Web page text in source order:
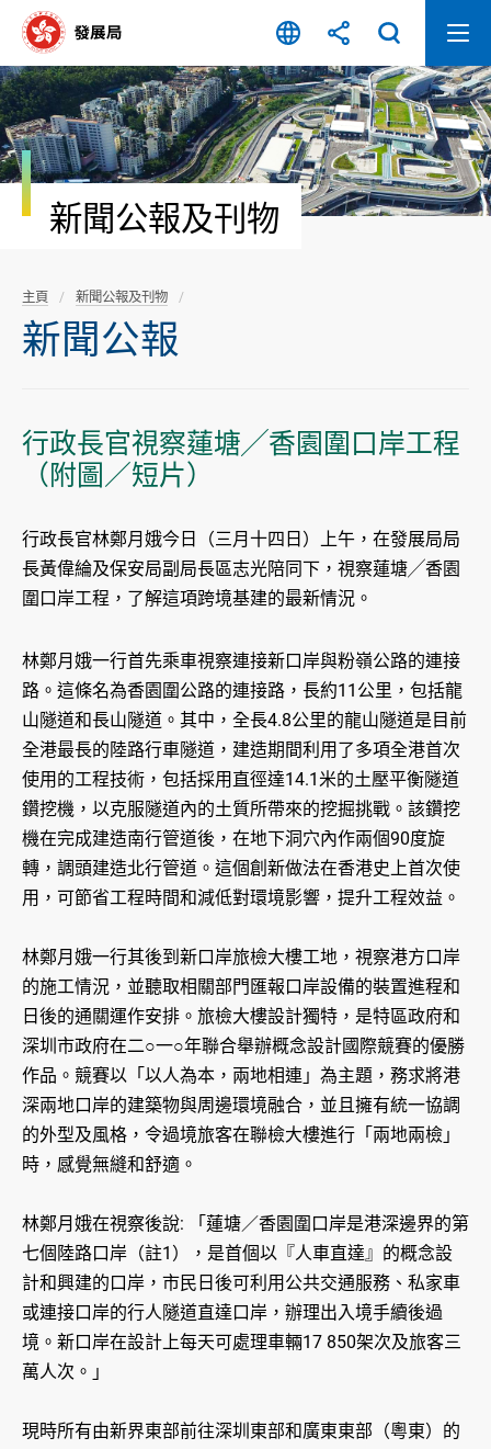
容
開
始
新聞公報及刊物
主頁 新聞公報及刊物
新聞公報
行政長官視察蓮塘╱香園圍口岸工程
（附圖／短片）
行政長官林鄭月娥今日（三月十四日）上午，在發展局局
長黃偉綸及保安局副局長區志光陪同下，視察蓮塘╱香園
圍口岸工程，了解這項跨境基建的最新情況。
林鄭月娥一行首先乘車視察連接新口岸與粉嶺公路的連接
路。這條名為香園圍公路的連接路，長約11公里，包括龍
山隧道和長山隧道。其中，全長4.8公里的龍山隧道是目前
全港最長的陸路行車隧道，建造期間利用了多項全港首次
使用的工程技術，包括採用直徑達14.1米的土壓平衡隧道
鑽挖機，以克服隧道內的土質所帶來的挖掘挑戰。該鑽挖
機在完成建造南行管道後，在地下洞穴內作兩個90度旋
轉，調頭建造北行管道。這個創新做法在香港史上首次使
用，可節省工程時間和減低對環境影響，提升工程效益。
林鄭月娥一行其後到新口岸旅檢大樓工地，視察港方口岸
的施工情況，並聽取相關部門匯報口岸設備的裝置進程和
日後的通關運作安排。旅檢大樓設計獨特，是特區政府和
深圳市政府在二○一○年聯合舉辦概念設計國際競賽的優勝
作品。競賽以「以人為本，兩地相連」為主題，務求將港
深兩地口岸的建築物與周邊環境融合，並且擁有統一協調
的外型及風格，令過境旅客在聯檢大樓進行「兩地兩檢」
時，感覺無縫和舒適。
林鄭月娥在視察後說: 「蓮塘／香園圍口岸是港深邊界的第
七個陸路口岸（註1），是首個以『人車直達』的概念設
計和興建的口岸，市民日後可利用公共交通服務、私家車
或連接口岸的行人隧道直達口岸，辦理出入境手續後過
境。新口岸在設計上每天可處理車輛17 850架次及旅客三
萬人次。」
現時所有由新界東部前往深圳東部和廣東東部（粵東）的